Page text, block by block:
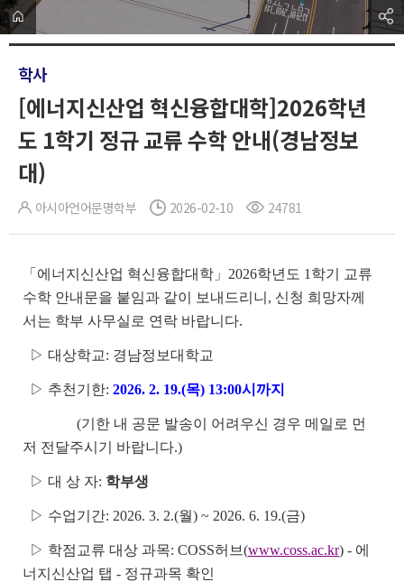
학사
[에너지신산업 혁신융합대학]2026학년
도 1학기 정규 교류 수학 안내(경남정보
대)
아시아언어문명학부 2026-02-10 24781
「에너지신산업 혁신융합대학」2026학년도 1학기 교류
수학 안내문을 붙임과 같이 보내드리니, 신청 희망자께
서는 학부 사무실로 연락 바랍니다.
▷ 대상학교: 경남정보대학교
▷ 추천기한: 2026. 2. 19.(목) 13:00시까지
(기한 내 공문 발송이 어려우신 경우 메일로 먼
저 전달주시기 바랍니다.)
▷ 대 상 자: 학부생
▷ 수업기간: 2026. 3. 2.(월) ~ 2026. 6. 19.(금)
▷ 학점교류 대상 과목: COSS허브(www.coss.ac.kr) - 에
너지신산업 탭 - 정규과목 확인